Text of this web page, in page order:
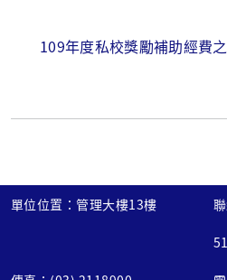
109年度私校獎勵補助經費
單位位置：管理大樓13樓